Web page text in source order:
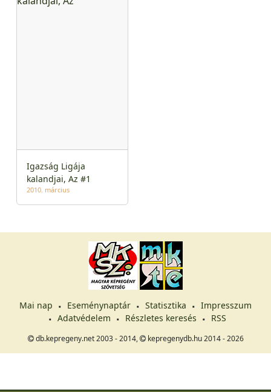
Igazság Ligája
kalandjai, Az #1
2010. március
Mai nap Eseménynaptár Statisztika
Impresszum
Adatvédelem
Részletes keresés RSS
db.kepregeny.net 2003 - 2014, kepregenydb.hu 2014 - 2026